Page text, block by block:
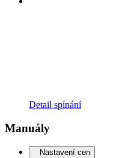
Detail spínání
Manuály
Nastavení cen